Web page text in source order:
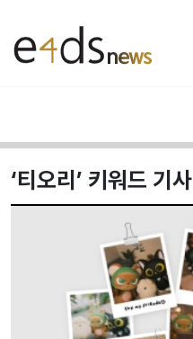
‘티오리’ 키워드 기사